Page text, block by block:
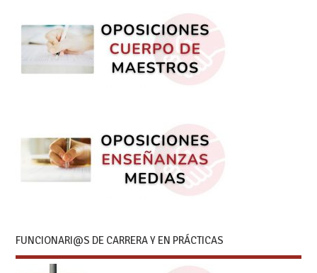
FUNCIONARI@S DE CARRERA Y EN PRÁCTICAS